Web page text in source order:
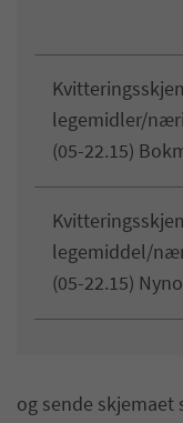
legemidler/
(05-22.15)
legemiddel/
(05-22.15)
og sende skjemaet